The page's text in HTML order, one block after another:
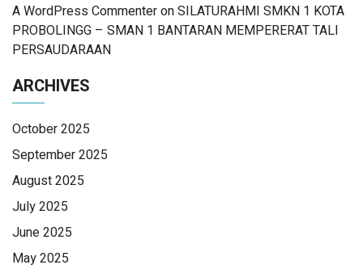
A WordPress CommenteronSILATURAHMI SMKN 1 KOTA
PROBOLINGG – SMAN 1 BANTARAN MEMPERERAT TALI
PERSAUDARAAN
ARCHIVES
October 2025
September 2025
August 2025
July 2025
June 2025
May 2025